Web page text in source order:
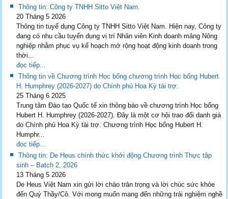
Thông tin: Công ty TNHH Sitto Việt Nam.
20 Tháng 5 2026
Thông tin tuyể dụng Công ty TNHH Sitto Việt Nam. Hiện nay, Công ty
đang có nhu cầu tuyển dụng vị trí Nhân viên Kinh doanh mảng Nông
nghiệp nhằm phục vụ kế hoạch mở rộng hoạt động kinh doanh trong
thời...
đọc tiếp...
Thông tin về Chương trình Học bổng chương trình Học bổng Hubert
H. Humphrey (2026-2027) do Chính phủ Hoa Kỳ tài trợ.
25 Tháng 6 2025
Trung tâm Đào tạo Quốc tế xin thông báo về chương trình Học bổng
Hubert H. Humphrey (2026-2027). Đây là một cơ hội trao đổi danh giá
do Chính phủ Hoa Kỳ tài trợ. Chương trình Học bổng Hubert H.
Humphr...
đọc tiếp...
Thông tin: De Heus chính thức khởi động Chương trình Thực tập
sinh – Batch 2, 2026
13 Tháng 5 2026
De Heus Việt Nam xin gửi lời chào trân trọng và lời chúc sức khỏe
đến Quý Thầy/Cô. Với mong muốn mang đến những trải nghiệm nghề